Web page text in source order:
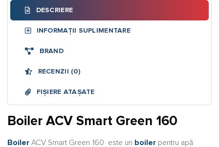
DESCRIERE
INFORMAȚII SUPLIMENTARE
BRAND
RECENZII (0)
FIȘIERE ATAȘATE
Boiler ACV Smart Green 160
Boiler ACV Smart Green 160 este un boiler pentru apă